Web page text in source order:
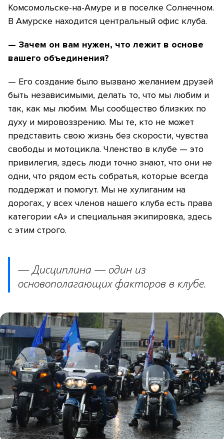
Комсомольске-на-Амуре и в поселке Солнечном.
В Амурске находится центральный офис клуба.
— Зачем он вам нужен, что лежит в основе
вашего объединения?
— Его создание было вызвано желанием друзей
быть независимыми, делать то, что мы любим и
так, как мы любим. Мы сообщество близких по
духу и мировоззрению. Мы те, кто не может
представить свою жизнь без скорости, чувства
свободы и мотоцикла. Членство в клубе — это
привилегия, здесь люди точно знают, что они не
одни, что рядом есть собратья, которые всегда
поддержат и помогут. Мы не хулиганим на
дорогах, у всех членов нашего клуба есть права
категории «А» и специальная экипировка, здесь
с этим строго.
— Дисциплина — один из
основополагающих факторов в клубе.